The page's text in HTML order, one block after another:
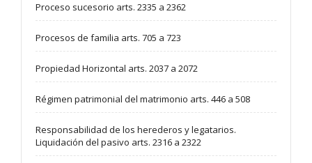
Proceso sucesorio arts. 2335 a 2362
Procesos de familia arts. 705 a 723
Propiedad Horizontal arts. 2037 a 2072
Régimen patrimonial del matrimonio arts. 446 a 508
Responsabilidad de los herederos y legatarios.
Liquidación del pasivo arts. 2316 a 2322